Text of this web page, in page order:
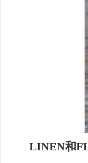
LINEN和